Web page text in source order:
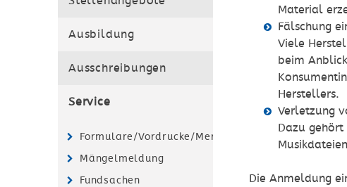
Ausbildung
Ausschreibungen
Service
Formulare/Vordrucke/Merkblätter
Mängelmeldung
Fundsachen
Material
Fälschung
Viele
beim
Herstellers.
Verletzung
Dazu
Die Anmeldung